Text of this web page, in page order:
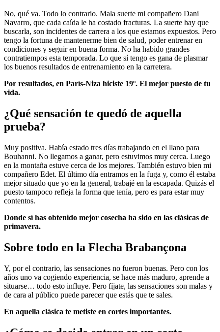
No, qué va. Todo lo contrario. Mala suerte mi compañero Dani
Navarro, que cada caída le ha costado fracturas. La suerte hay que
buscarla, son incidentes de carrera a los que estamos expuestos. Pero
tengo la fortuna de mantenerme bien de salud, poder entrenar en
condiciones y seguir en buena forma. No ha habido grandes
contratiempos esta temporada. Lo que sí tengo es gana de plasmar
los buenos resultados de entrenamiento en la carretera.
Por resultados, en París-Niza hiciste 19º. El mejor puesto de tu
vida.
¿Qué sensación te quedó de aquella
prueba?
Muy positiva. Había estado tres días trabajando en el llano para
Bouhanni. No llegamos a ganar, pero estuvimos muy cerca. Luego
en la montaña estuve cerca de los mejores. También estuvo bien mi
compañero Edet. El último día entramos en la fuga y, como él estaba
mejor situado que yo en la general, trabajé en la escapada. Quizás el
puesto tampoco refleja la forma que tenía, pero es para estar muy
contentos.
Donde sí has obtenido mejor cosecha ha sido en las clásicas de
primavera.
Sobre todo en la Flecha Brabançona
Y, por el contrario, las sensaciones no fueron buenas. Pero con los
años uno va cogiendo experiencia, se hace más maduro, aprende a
situarse… todo esto influye. Pero fíjate, las sensaciones son malas y
de cara al público puede parecer que estás que te sales.
En aquella clásica te metiste en cortes importantes.